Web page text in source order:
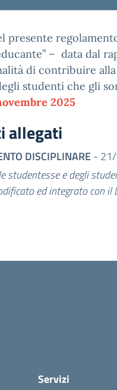
presente
– data dal
di contribuire
studenti che gli
2025
allegati
DISCIPLINARE-
studentesse e degli
ed integrato con il
Servizi